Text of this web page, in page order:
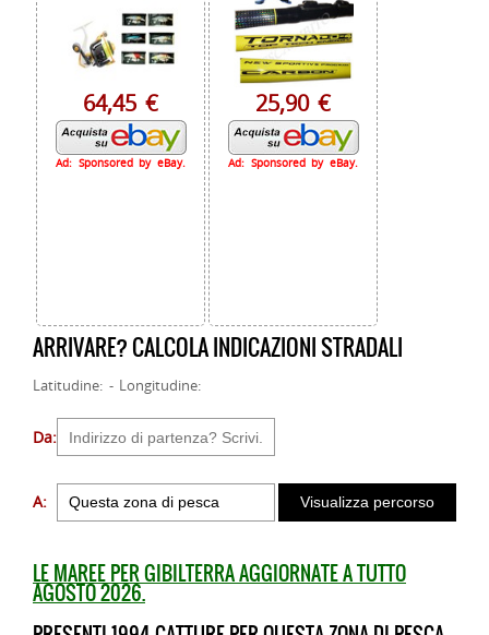
64,45 €
Ad: Sponsored by eBay.
25,90 €
Ad: Sponsored by eBay.
ARRIVARE? CALCOLA INDICAZIONI STRADALI
Latitudine: - Longitudine:
Da:
A:
LE MAREE PER GIBILTERRA AGGIORNATE A TUTTO
AGOSTO 2026.